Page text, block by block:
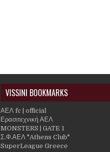
VISSINI BOOKMARKS
ΑΕΛ fc | official
Ερασιτεχνική ΑΕΛ
MONSTERS | GATE 1
Σ.Φ.ΑΕΛ "Athens Club"
SuperLeague Greece